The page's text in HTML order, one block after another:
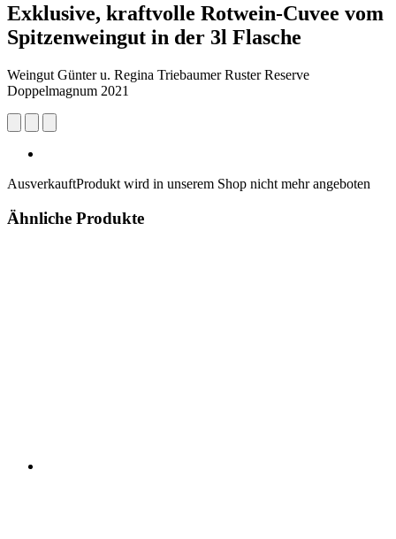
Exklusive, kraftvolle Rotwein-Cuvee vom
Spitzenweingut in der 3l Flasche
Weingut Günter u. Regina Triebaumer Ruster Reserve
Doppelmagnum 2021
AusverkauftProdukt wird in unserem Shop nicht mehr angeboten
Ähnliche Produkte